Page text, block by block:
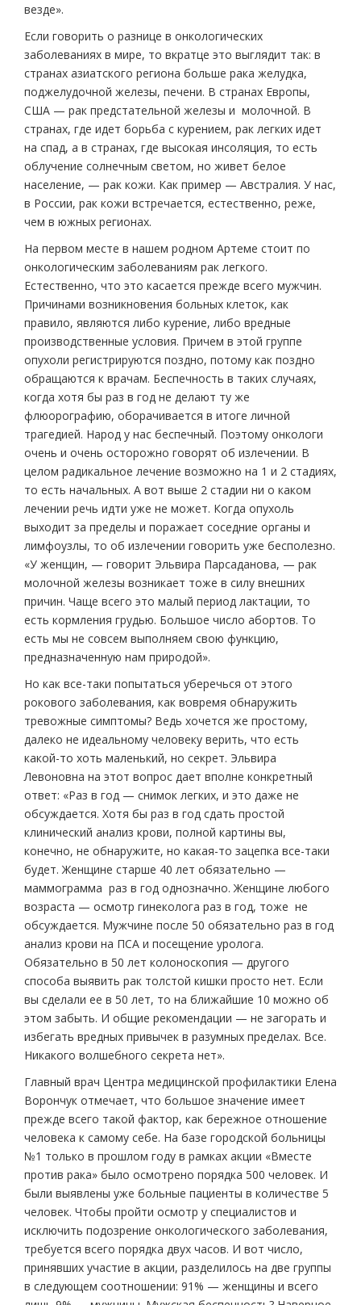
везде».
Если говорить о разнице в онкологических
заболеваниях в мире, то вкратце это выглядит так: в
странах азиатского региона больше рака желудка,
поджелудочной железы, печени. В странах Европы,
США — рак предстательной железы и молочной. В
странах, где идет борьба с курением, рак легких идет
на спад, а в странах, где высокая инсоляция, то есть
облучение солнечным светом, но живет белое
население, — рак кожи. Как пример — Австралия. У нас,
в России, рак кожи встречается, естественно, реже,
чем в южных регионах.
На первом месте в нашем родном Артеме стоит по
онкологическим заболеваниям рак легкого.
Естественно, что это касается прежде всего мужчин.
Причинами возникновения больных клеток, как
правило, являются либо курение, либо вредные
производственные условия. Причем в этой группе
опухоли регистрируются поздно, потому как поздно
обращаются к врачам. Беспечность в таких случаях,
когда хотя бы раз в год не делают ту же
флюорографию, оборачивается в итоге личной
трагедией. Народ у нас беспечный. Поэтому онкологи
очень и очень осторожно говорят об излечении. В
целом радикальное лечение возможно на 1 и 2 стадиях,
то есть начальных. А вот выше 2 стадии ни о каком
лечении речь идти уже не может. Когда опухоль
выходит за пределы и поражает соседние органы и
лимфоузлы, то об излечении говорить уже бесполезно.
«У женщин, — говорит Эльвира Парсаданова, — рак
молочной железы возникает тоже в силу внешних
причин. Чаще всего это малый период лактации, то
есть кормления грудью. Большое число абортов. То
есть мы не совсем выполняем свою функцию,
предназначенную нам природой».
Но как все-таки попытаться уберечься от этого
рокового заболевания, как вовремя обнаружить
тревожные симптомы? Ведь хочется же простому,
далеко не идеальному человеку верить, что есть
какой-то хоть маленький, но секрет. Эльвира
Левоновна на этот вопрос дает вполне конкретный
ответ: «Раз в год — снимок легких, и это даже не
обсуждается. Хотя бы раз в год сдать простой
клинический анализ крови, полной картины вы,
конечно, не обнаружите, но какая-то зацепка все-таки
будет. Женщине старше 40 лет обязательно —
маммограмма раз в год однозначно. Женщине любого
возраста — осмотр гинеколога раз в год, тоже не
обсуждается. Мужчине после 50 обязательно раз в год
анализ крови на ПСА и посещение уролога.
Обязательно в 50 лет колоноскопия — другого
способа выявить рак толстой кишки просто нет. Если
вы сделали ее в 50 лет, то на ближайшие 10 можно об
этом забыть. И общие рекомендации — не загорать и
избегать вредных привычек в разумных пределах. Все.
Никакого волшебного секрета нет».
Главный врач Центра медицинской профилактики Елена
Ворончук отмечает, что большое значение имеет
прежде всего такой фактор, как бережное отношение
человека к самому себе. На базе городской больницы
№1 только в прошлом году в рамках акции «Вместе
против рака» было осмотрено порядка 500 человек. И
были выявлены уже больные пациенты в количестве 5
человек. Чтобы пройти осмотр у специалистов и
исключить подозрение онкологического заболевания,
требуется всего порядка двух часов. И вот число,
принявших участие в акции, разделилось на две группы
в следующем соотношении: 91% — женщины и всего